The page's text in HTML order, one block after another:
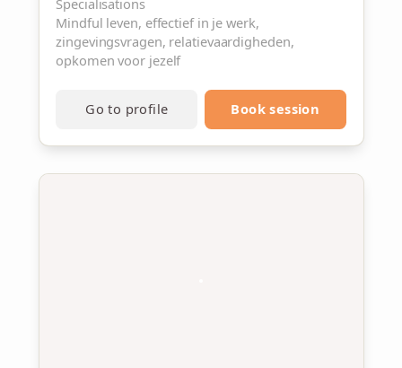
Mindful leven, effectief in je werk,
zingevingsvragen, relatievaardigheden,
opkomen voor jezelf
Go to profile Book session